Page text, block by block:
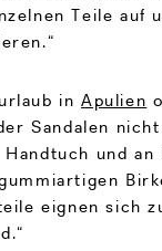
Teile auf
inApulien
Sandalen
Handtuch und
eignen sich